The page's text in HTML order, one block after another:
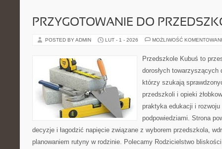
PRZYGOTOWANIE DO
POSTED BY ADMIN LUT - 1 - 2026 MOŻLIWOŚĆ
Przedszkole Kubuś to
dorosłych
którzy szukają
przedszkoli i opieki
praktyka edukacji i
podpowiedziami. Strona
decyzje i łagodzić napięcie związane z wyborem przedszkola,
planowaniem rutyny w rodzinie. Polecamy Rodzicielstwo